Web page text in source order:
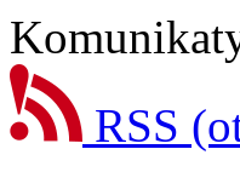
RSS